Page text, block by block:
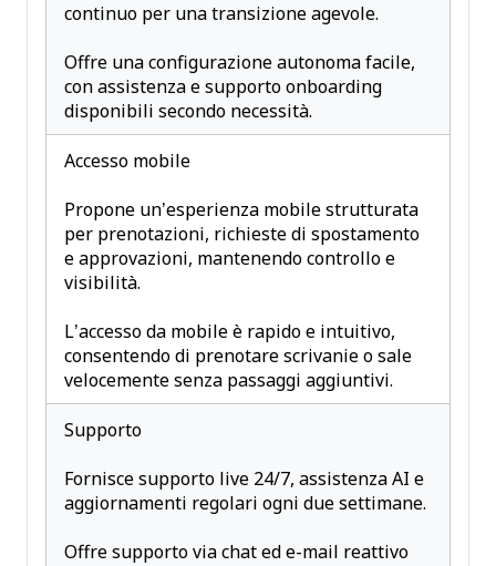
continuo per una transizione agevole.
Offre una configurazione autonoma facile,
con assistenza e supporto onboarding
disponibili secondo necessità.
Accesso mobile
Propone un’esperienza mobile strutturata
per prenotazioni, richieste di spostamento
e approvazioni, mantenendo controllo e
visibilità.
L’accesso da mobile è rapido e intuitivo,
consentendo di prenotare scrivanie o sale
velocemente senza passaggi aggiuntivi.
Supporto
Fornisce supporto live 24/7, assistenza AI e
aggiornamenti regolari ogni due settimane.
Offre supporto via chat ed e-mail reattivo